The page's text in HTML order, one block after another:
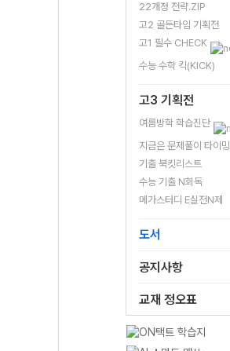
22개정 전략.ZIP
고2 골든타임 기획전
고1 필수 CHECK
수능 수학 킥(KICK)
고3 기획전
여름방학 학습진단
지금은 문제풀이 타이밍
기출 북킷리스트
수능 기출 N회독
메가스터디 E실전N제
도서
공지사항
교재 정오표